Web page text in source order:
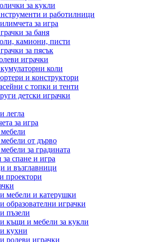
за кукли
и работилници
за игра
за баня
камиони, писти
за пясък
играчки
коли
и конструктори
с топки и тенти
детски играчки
легла
за игра
от дърво
за градината
спане и игра
и възглавници
проектори
мебели и катерушки
образователни играчки
пъзели
къщи и мебели за кукли
кухни
ролеви играчки